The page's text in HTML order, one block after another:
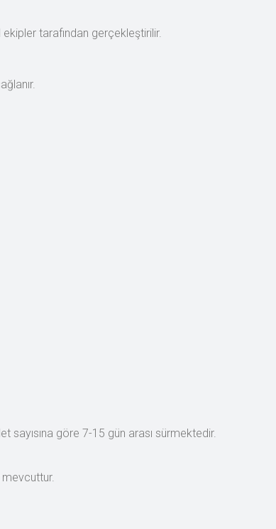
tarafından gerçekleştirilir.
göre 7-15 gün arası sürmektedir.